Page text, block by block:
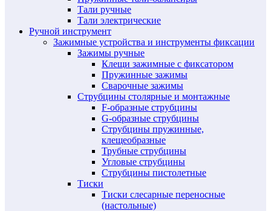
Тали ручные
Тали электрические
Ручной инструмент
Зажимные устройства и инструменты фиксации
Зажимы ручные
Клещи зажимные с фиксатором
Пружинные зажимы
Сварочные зажимы
Струбцины столярные и монтажные
F-образные струбцины
G-образные струбцины
Струбцины пружинные,
клещеобразные
Трубные струбцины
Угловые струбцины
Струбцины пистолетные
Тиски
Тиски слесарные переносные
(настольные)